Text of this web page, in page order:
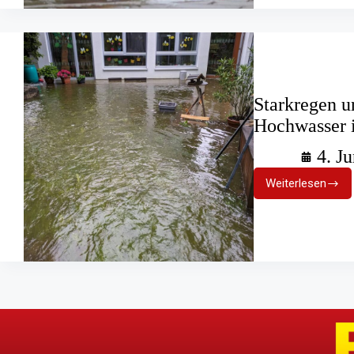
Starkregen
Hochwasser
4.
WeiterlesenStarkregen
und